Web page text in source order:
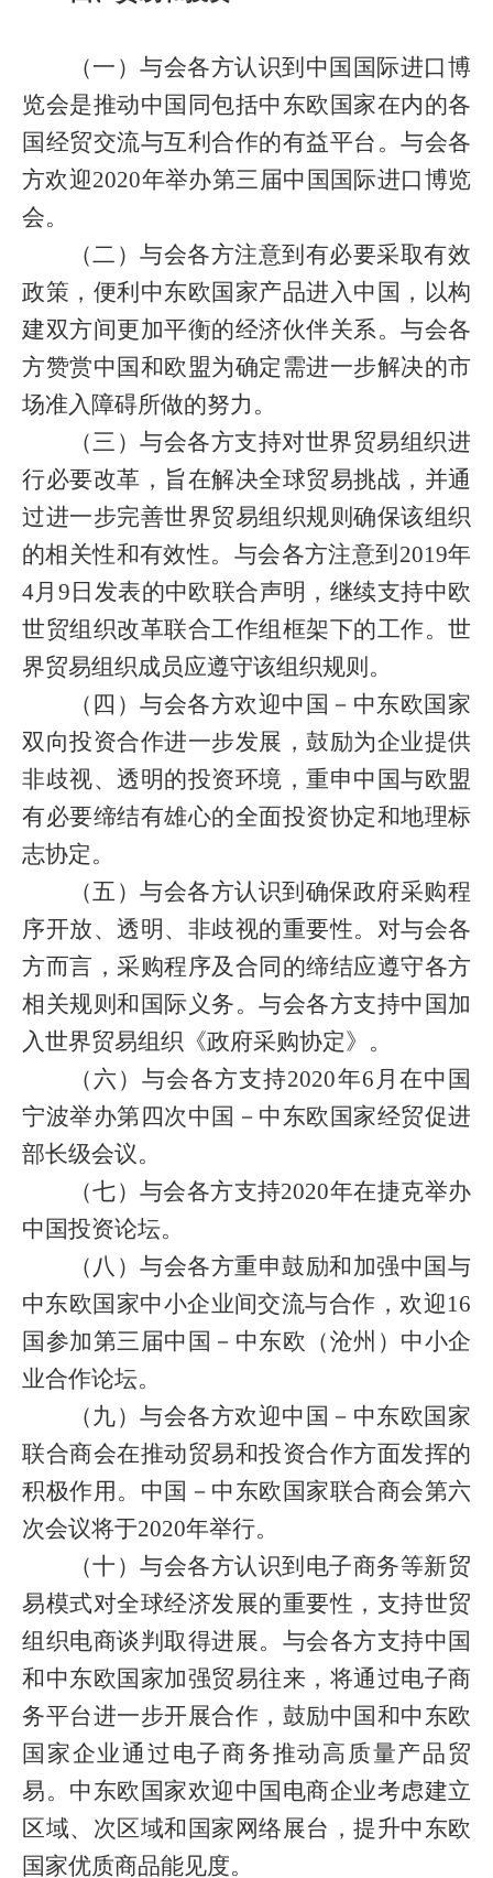
（一）与会各方认识到中国国际进口博
览会是推动中国同包括中东欧国家在内的各
国经贸交流与互利合作的有益平台。与会各
方欢迎2020年举办第三届中国国际进口博览
会。
（二）与会各方注意到有必要采取有效
政策，便利中东欧国家产品进入中国，以构
建双方间更加平衡的经济伙伴关系。与会各
方赞赏中国和欧盟为确定需进一步解决的市
场准入障碍所做的努力。
（三）与会各方支持对世界贸易组织进
行必要改革，旨在解决全球贸易挑战，并通
过进一步完善世界贸易组织规则确保该组织
的相关性和有效性。与会各方注意到 2019年
4月 9 日发表的中欧联合声明，继续支持中欧
世贸组织改革联合工作组框架下的工作。世
界贸易组织成员应遵守该组织规则。
（四）与会各方欢迎中国－中东欧国家
双向投资合作进一步发展，鼓励为企业提供
非歧视、透明的投资环境，重申中国与欧盟
有必要缔结有雄心的全面投资协定和地理标
志协定。
（五）与会各方认识到确保政府采购程
序开放、透明、非歧视的重要性。对与会各
方而言，采购程序及合同的缔结应遵守各方
相关规则和国际义务。与会各方支持中国加
入世界贸易组织《政府采购协定》。
（六）与会各方支持2020年6 月在中国
宁波举办第四次中国－中东欧国家经贸促进
部长级会议。
（七）与会各方支持2020年在捷克举办
中国投资论坛。
（八）与会各方重申鼓励和加强中国与
中东欧国家中小企业间交流与合作，欢迎16
国参加第三届中国－中东欧（沧州）中小企
业合作论坛。
（九）与会各方欢迎中国－中东欧国家
联合商会在推动贸易和投资合作方面发挥的
积极作用。中国－中东欧国家联合商会第六
次会议将于2020年举行。
（十）与会各方认识到电子商务等新贸
易模式对全球经济发展的重要性，支持世贸
组织电商谈判取得进展。与会各方支持中国
和中东欧国家加强贸易往来，将通过电子商
务平台进一步开展合作，鼓励中国和中东欧
国家企业通过电子商务推动高质量产品贸
易。中东欧国家欢迎中国电商企业考虑建立
区域、次区域和国家网络展台，提升中东欧
国家优质商品能见度。